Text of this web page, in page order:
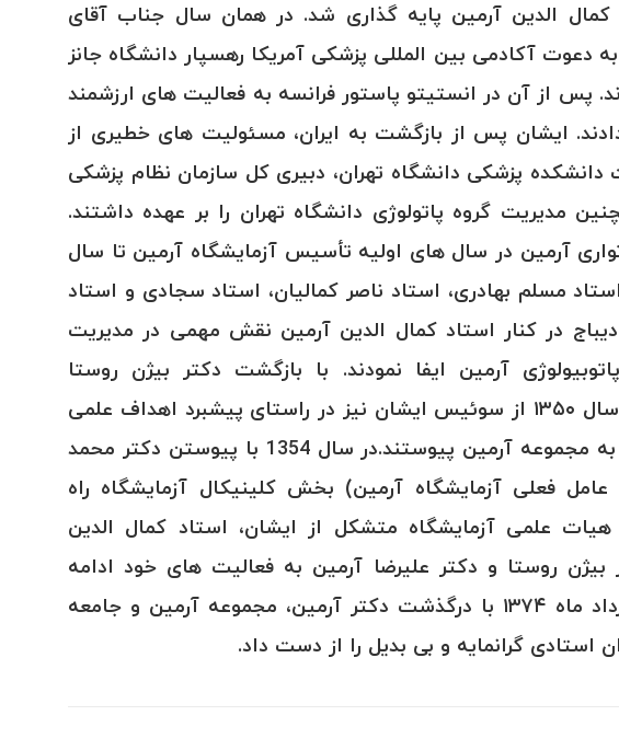
کمال الدین آرمین پایه گذاری شد. در همان سال جناب آقای
دعوت آکادمی بین المللی پزشکی آمریکا رهسپار دانشگاه جانز
پس از آن در انستیتو پاستور فرانسه به فعالیت های ارزشمند
ایشان پس از بازگشت به ایران، مسئولیت های خطیری از
پزشکی دانشگاه تهران، دبیری کل سازمان نظام پزشکی
مدیریت گروه پاتولوژی دانشگاه تهران را بر عهده داشتند.
آرمین در سال های اولیه تأسیس آزمایشگاه آرمین تا سال
استاد مسلم بهادری، استاد ناصر کمالیان، استاد سجادی و استاد
در کنار استاد کمال الدین آرمین نقش مهمی در مدیریت
آرمین ایفا نمودند. با بازگشت دکتر بیژن روستا
خراسانی در سال ۱۳۵۰ از سوئیس ایشان نیز در راستای پیشبرد اهداف علمی
دکتر آرمین به مجموعه آرمین پیوستند.در سال 1354 با پیوستن دکتر محمد
عامل فعلی آزمایشگاه آرمین) بخش کلینیکال آزمایشگاه راه
هیات علمی آزمایشگاه متشکل از ایشان، استاد کمال الدین
بیژن روستا و دکتر علیرضا آرمین به فعالیت های خود ادامه
دادند. در خرداد ماه ۱۳۷۴ با درگذشت دکتر آرمین، مجموعه آرمین و جامعه
استادی گرانمایه و بی بدیل را از دست داد.